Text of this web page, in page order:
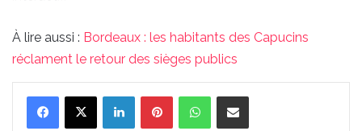
À lire aussi : Bordeaux : les habitants des Capucins
réclament le retour des sièges publics
LinkedinPinterestWhatsAppPartager par email